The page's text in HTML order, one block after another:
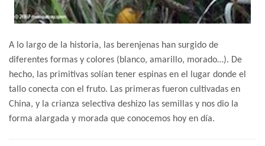
A lo largo de la historia, las berenjenas han surgido de
diferentes formas y colores (blanco, amarillo, morado…). De
hecho, las primitivas solían tener espinas en el lugar donde el
tallo conecta con el fruto. Las primeras fueron cultivadas en
China, y la crianza selectiva deshizo las semillas y nos dio la
forma alargada y morada que conocemos hoy en día.